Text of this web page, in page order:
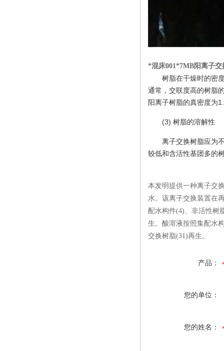
*混床001*7MB阳离子交
树脂在干燥时的密
通常，交联度高的树脂
阳离子树脂的真密度为
(3) 树脂的溶解性
离子交换树脂应为
较低和含活性基团多的
本发明提供一种离子交
水。该离子交换装置在
配水构件(4)、非活性树
生。酸溶液按照集配水
交换树脂(31)再生。
产品：
您的单位：
您的姓名：